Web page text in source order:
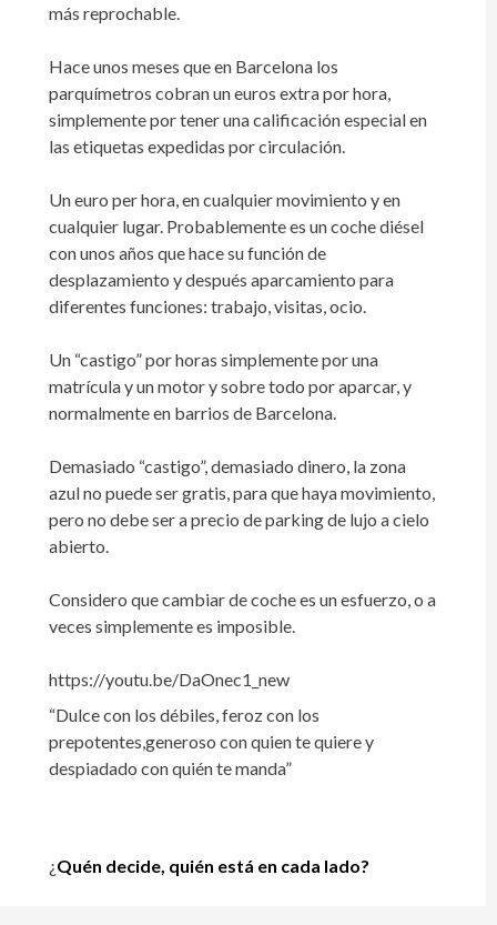
más reprochable.
Hace unos meses que en Barcelona los
parquímetros cobran un euros extra por hora,
simplemente por tener una calificación especial en
las etiquetas expedidas por circulación.
Un euro per hora, en cualquier movimiento y en
cualquier lugar. Probablemente es un coche diésel
con unos años que hace su función de
desplazamiento y después aparcamiento para
diferentes funciones: trabajo, visitas, ocio.
Un “castigo” por horas simplemente por una
matrícula y un motor y sobre todo por aparcar, y
normalmente en barrios de Barcelona.
Demasiado “castigo”, demasiado dinero, la zona
azul no puede ser gratis, para que haya movimiento,
pero no debe ser a precio de parking de lujo a cielo
abierto.
Considero que cambiar de coche es un esfuerzo, o a
veces simplemente es imposible.
https://youtu.be/DaOnec1_new
“Dulce con los débiles, feroz con los
prepotentes,generoso con quien te quiere y
despiadado con quién te manda”
¿Quén decide, quién está en cada lado?